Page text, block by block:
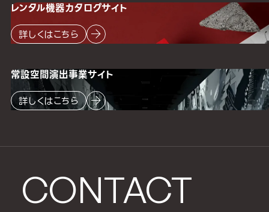
CONTACT
レンタル機器カタログサイト
詳しくはこちら
常設空間演出事業サイト
詳しくはこちら